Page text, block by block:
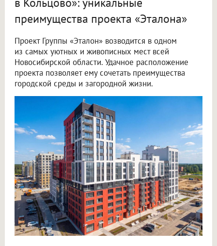
преимущества проекта «Эталона»
Проект Группы «Эталон» возводится в одном
из самых уютных и живописных мест всей
Новосибирской области. Удачное расположение
проекта позволяет ему сочетать преимущества
городской среды и загородной жизни.